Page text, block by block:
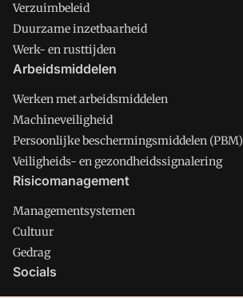
Verzuimbeleid
Duurzame inzetbaarheid
Werk- en rusttijden
Arbeidsmiddelen
Werken met arbeidsmiddelen
Machineveiligheid
Persoonlijke beschermingsmiddelen (PBM)
Veiligheids- en gezondheidssignalering
Risicomanagement
Managementsystemen
Cultuur
Gedrag
Socials